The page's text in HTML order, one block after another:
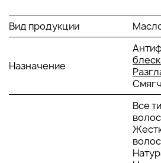
Интенсивно увлажняет
Сглаживает локоны и делает
Устраняет сухость и
Насыщает волосы живым
АКТИВНЫЕ КОМПОНЕНТЫ:
Аргановое масло - это масло
уровень жизненно важных
включая витамины и
глубоко в структуру волос,
Вид продукции
Назначение
Все